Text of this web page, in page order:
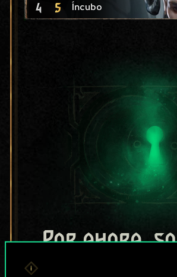
4 5 Íncubo
Por ahora,
un